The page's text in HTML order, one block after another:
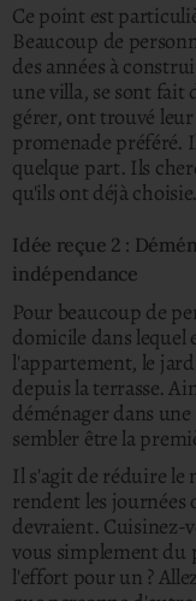
Ce point est
Beaucoup de
des années à
une villa, se sont fait
gérer, ont trouvé
promenade préféré.
quelque part. Ils
qu'ils ont déjà choisie.
Idée reçue 2 :
indépendance
Pour beaucoup de
domicile dans lequel
l'appartement, le
depuis la terrasse.
déménager dans
sembler être la
Il s'agit de réduire le
rendent les journées
devraient. Cuisinez-
vous simplement du
l'effort pour un ?